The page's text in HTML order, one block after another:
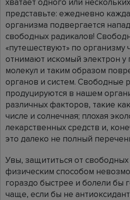
хватает одного или
представьте: ежедневно
организма подвергается
свободных радикалов!
«путешествуют» по организму
отнимают искомый электрон у
молекул и таким образом
органов и систем. Свободные
продуцируются в нашем
различных факторов, такие
числе и солнечная; плохая
лекарственных средств и,
это далеко не полный
Увы, защититься от
физическим способом
гораздо быстрее и болели бы
чаще, если бы не